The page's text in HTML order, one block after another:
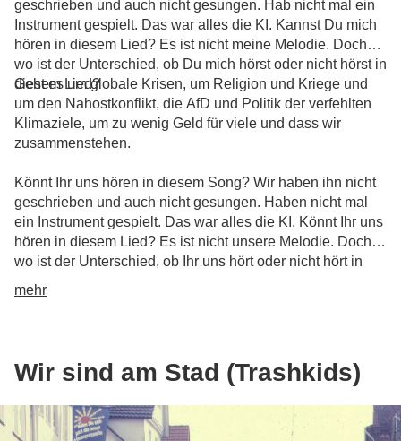
geschrieben und auch nicht gesungen. Hab nicht mal ein
Instrument gespielt. Das war alles die KI. Kannst Du mich
hören in diesem Lied? Es ist nicht meine Melodie. Doch
wo ist der Unterschied, ob Du mich hörst oder nicht hörst in
diesem Lied?
Geht es um globale Krisen, um Religion und Kriege und
um den Nahostkonflikt, die AfD und Politik der verfehlten
Klimaziele, um zu wenig Geld für viele und dass wir
zusammenstehen.
Könnt Ihr uns hören in diesem Song? Wir haben ihn nicht
geschrieben und auch nicht gesungen. Haben nicht mal
ein Instrument gespielt. Das war alles die KI. Könnt Ihr uns
hören in diesem Lied? Es ist nicht unsere Melodie. Doch
wo ist der Unterschied, ob Ihr uns hört oder nicht hört in
diesem Lied?
mehr
Wir sind am Stad (Trashkids)